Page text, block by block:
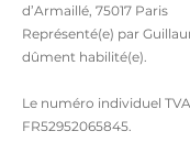
d’Armaillé, 75017 Paris
Représenté(e) par
dûment habilité(e).
Le numéro individuel
FR52952065845.